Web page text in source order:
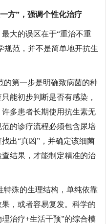
方”，强调个性化治疗
大的误区在于“重治不重
规范，并不是简单地开抗生
的第一步是明确致病菌的种
能初步判断是否有感染，
多患者长期使用抗生素无
的诊疗流程必须包含尿培
出“真凶”，并确定该细菌
结果，才能制定精准的治
特殊的生理结构，单纯依靠
，或者容易复发。科学的
治疗+生活干预”的综合模